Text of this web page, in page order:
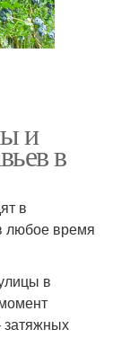
и
в
в
любое время
в
затяжных